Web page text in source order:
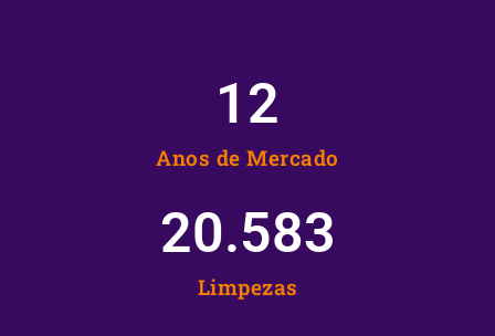
Anos de Mercado
12
Limpezas
20.583